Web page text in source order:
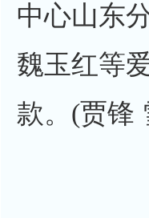
中心山东
魏玉红等
款。(贾锋